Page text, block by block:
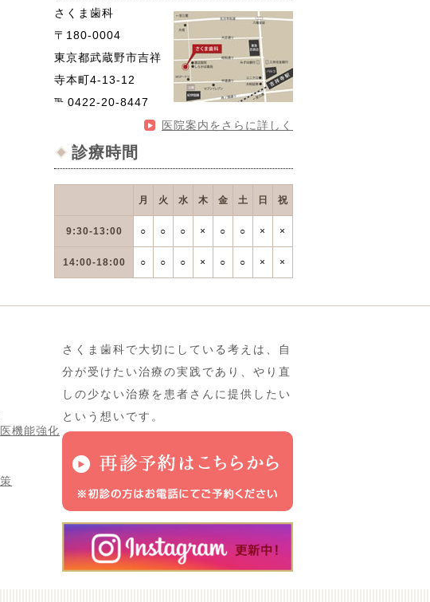
さくま歯科
〒180-0004
東京都武蔵野市吉祥
寺本町4-13-12
℡ 0422-20-8447
医院案内をさらに詳しく
診療時間
月 火 水 木 金 土 日 祝
9:30-13:00 ○ ○ ○ × ○ ○ × ×
14:00-18:00 ○ ○ ○ × ○ ○ × ×
機能強化
さくま歯科で大切にしている考えは、自
分が受けたい治療の実践であり、やり直
しの少ない治療を患者さんに提供したい
という想いです。